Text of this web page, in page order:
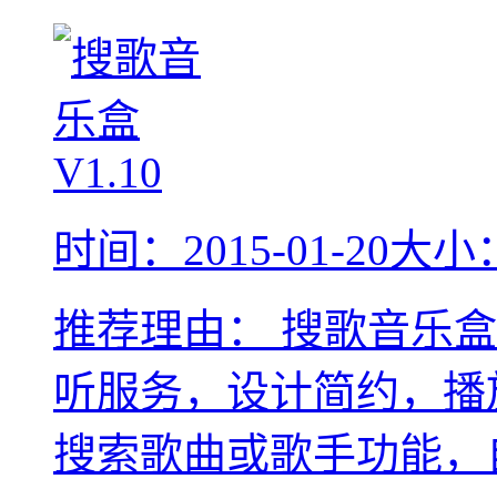
时间：2015-01-20大小
推荐理由：
搜歌音乐
听服务，设计简约，
搜索歌曲或歌手功能